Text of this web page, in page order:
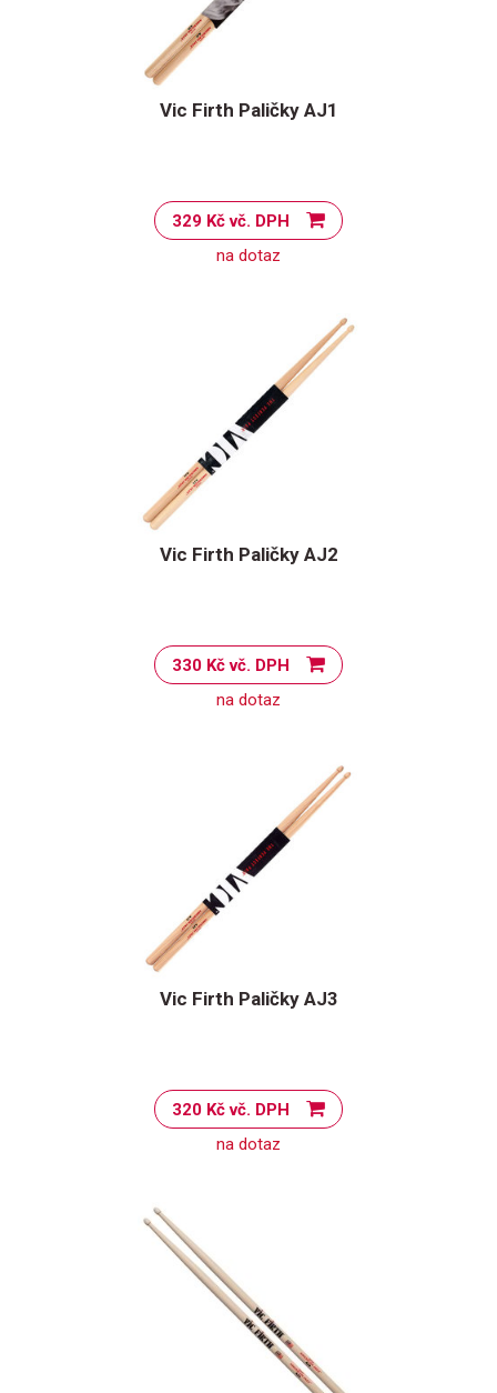
Vic Firth Paličky AJ1
329 Kč vč. DPH
na dotaz
Vic Firth Paličky AJ2
330 Kč vč. DPH
na dotaz
Vic Firth Paličky AJ3
320 Kč vč. DPH
na dotaz